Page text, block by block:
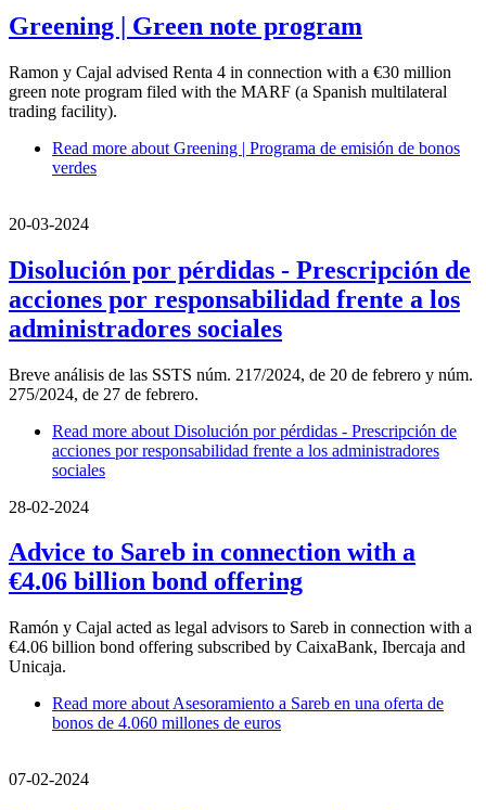
Greening | Green note program
Ramon y Cajal advised Renta 4 in connection with a €30 million
green note program filed with the MARF (a Spanish multilateral
trading facility).
Read more about Greening | Programa de emisión de bonos
verdes
20-03-2024
Disolución por pérdidas - Prescripción de
acciones por responsabilidad frente a los
administradores sociales
Breve análisis de las SSTS núm. 217/2024, de 20 de febrero y núm.
275/2024, de 27 de febrero.
Read more about Disolución por pérdidas - Prescripción de
acciones por responsabilidad frente a los administradores
sociales
28-02-2024
Advice to Sareb in connection with a
€4.06 billion bond offering
Ramón y Cajal acted as legal advisors to Sareb in connection with a
€4.06 billion bond offering subscribed by CaixaBank, Ibercaja and
Unicaja.
Read more about Asesoramiento a Sareb en una oferta de
bonos de 4.060 millones de euros
07-02-2024